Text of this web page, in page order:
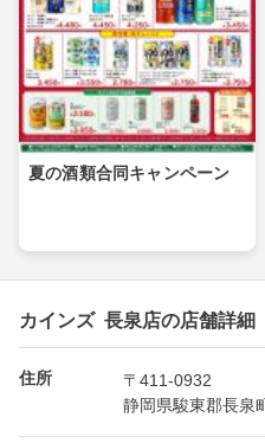
夏の酒類合同キャンペーン
カインズ 長泉店の店舗詳細
住所
〒411-0932
静岡県駿東郡長泉